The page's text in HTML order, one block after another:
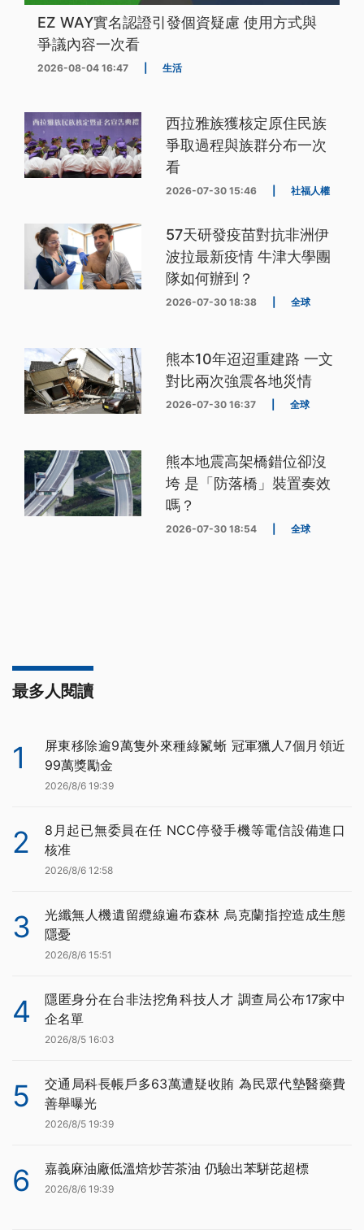
EZ WAY實名認證引發個資疑慮 使用方式與
爭議內容一次看
2026-08-04 16:47 生活
西拉雅族獲核定原住民族
爭取過程與族群分布一次
看
2026-07-30 15:46 社福人權
57天研發疫苗對抗非洲伊
波拉最新疫情 牛津大學團
隊如何辦到？
2026-07-30 18:38 全球
熊本10年迢迢重建路 一文
對比兩次強震各地災情
2026-07-30 16:37 全球
熊本地震高架橋錯位卻沒
垮 是「防落橋」裝置奏效
嗎？
2026-07-30 18:54 全球
最多人閱讀
1
屏東移除逾9萬隻外來種綠鬣蜥 冠軍獵人7個月領近
99萬獎勵金
2026/8/6 19:39
2
8月起已無委員在任 NCC停發手機等電信設備進口
核准
2026/8/6 12:58
3
光纖無人機遺留纜線遍布森林 烏克蘭指控造成生態
隱憂
2026/8/6 15:51
4
隱匿身分在台非法挖角科技人才 調查局公布17家中
企名單
2026/8/5 16:03
5
交通局科長帳戶多63萬遭疑收賄 為民眾代墊醫藥費
善舉曝光
2026/8/5 19:39
6 嘉義麻油廠低溫焙炒苦茶油 仍驗出苯駢芘超標
2026/8/6 19:39